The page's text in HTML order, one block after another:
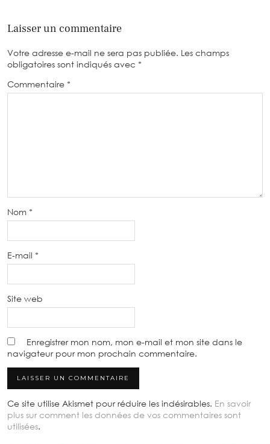
Laisser un commentaire
Votre adresse e-mail ne sera pas publiée. Les champs
obligatoires sont indiqués avec *
Commentaire *
Nom *
E-mail *
Site web
Enregistrer mon nom, mon e-mail et mon site dans le
navigateur pour mon prochain commentaire.
Ce site utilise Akismet pour réduire les indésirables. En savoir
plus sur comment les données de vos commentaires sont
utilisées.